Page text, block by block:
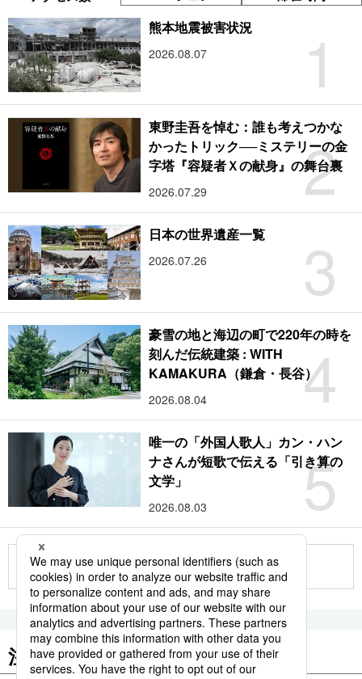
1
熊本地震被害状況
2026.08.07
2
東野圭吾を悼む：誰も考えつかな
かったトリック──ミステリーの金
字塔『容疑者Ｘの献身』の舞台裏
2026.07.29
3
日本の世界遺産一覧
2026.07.26
4
豪雪の地と海辺の町で220年の時を
刻んだ伝統建築 : WITH
KAMAKURA（鎌倉・長谷）
2026.08.04
5
唯一の「外国人歌人」カン・ハン
ナさんが短歌で伝える「引き算の
文学」
2026.08.03
もっと見る
注目のキーワード